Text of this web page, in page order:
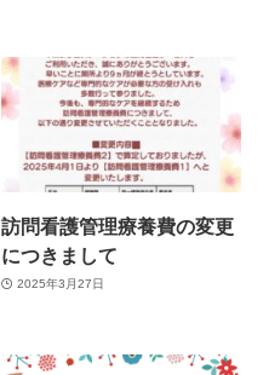
訪問看護管理療養費の変更
につきまして
2025年3月27日